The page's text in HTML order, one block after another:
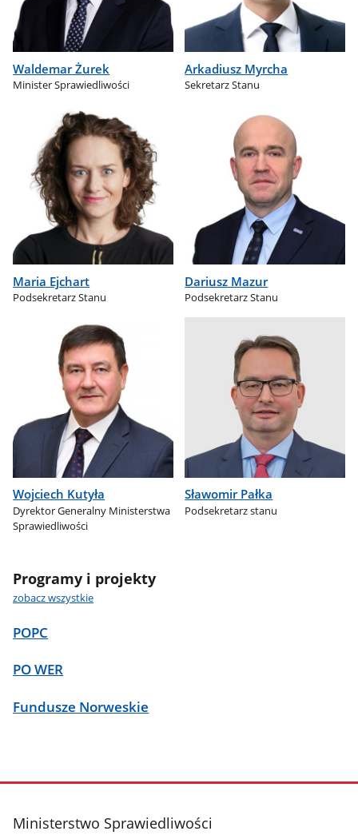
Waldemar Żurek
Minister Sprawiedliwości
Arkadiusz Myrcha
Sekretarz Stanu
Maria Ejchart
Podsekretarz Stanu
Dariusz Mazur
Podsekretarz Stanu
Wojciech Kutyła
Dyrektor Generalny Ministerstwa
Sprawiedliwości
Sławomir Pałka
Podsekretarz stanu
Programy i projekty
zobacz wszystkie
POPC
PO WER
Fundusze Norweskie
stopka
Ministerstwo Sprawiedliwości